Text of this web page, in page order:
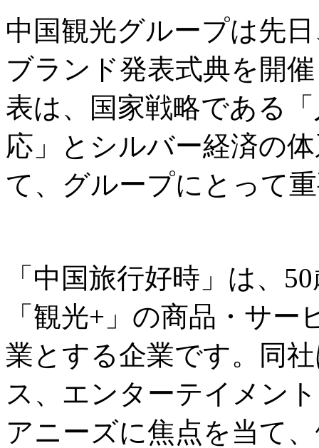
中国観光グループは先
ブランド発表式典を開
表は、国家戦略である
応」とシルバー経済の
て、グループにとって
「中国旅行好時」は、
「観光+」の商品・サ
業とする企業です。同
ス、エンターテイメン
アニーズに焦点を当て